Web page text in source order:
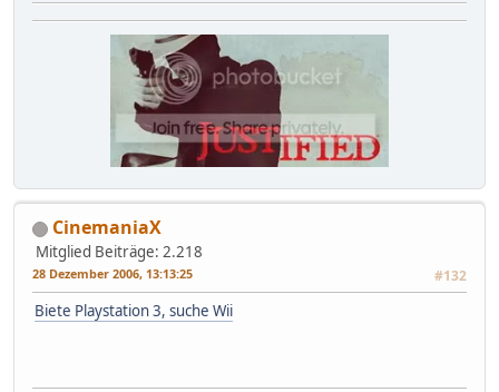
CinemaniaX
Mitglied Beiträge: 2.218
28 Dezember 2006, 13:13:25 #132
Biete Playstation 3, suche Wii